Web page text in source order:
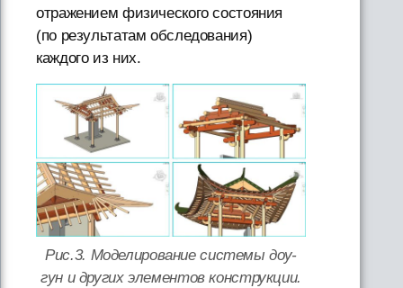
отражением физического состояния
(по результатам обследования)
каждого из них.
Рис.3. Моделирование системы доу-
гун и других элементов конструкции.